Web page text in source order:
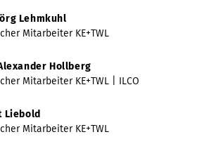
Lehmkuhl
Mitarbeiter KE+TWL
Hollberg
Mitarbeiter KE+TWL | ILCO
Liebold
Mitarbeiter KE+TWL